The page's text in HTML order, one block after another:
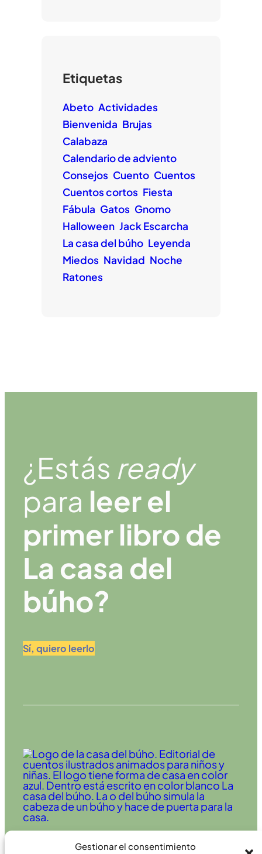
Gestionar el consentimiento
Etiquetas
Abeto Actividades
Bienvenida Brujas
Calabaza
Calendario de adviento
Consejos Cuento Cuentos
Cuentos cortos Fiesta
Fábula Gatos Gnomo
Halloween Jack Escarcha
La casa del búho Leyenda
Miedos Navidad Noche
Ratones
¿Estás ready
para leer el
primer libro de
La casa del
búho?
Sí, quiero leerlo